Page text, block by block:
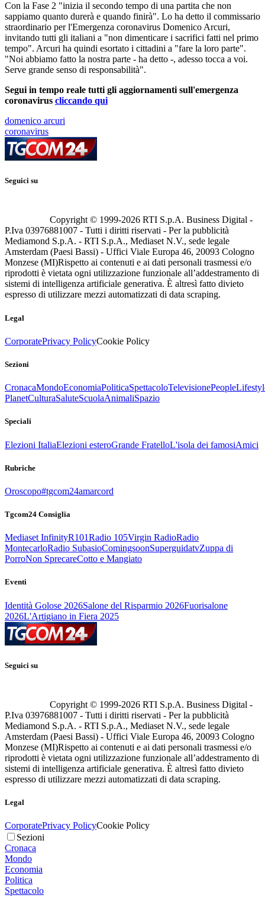
Con la Fase 2 "inizia il secondo tempo di una partita che non
sappiamo quanto durerà e quando finirà". Lo ha detto il commissario
straordinario per l'Emergenza coronavirus Domenico Arcuri,
invitando tutti gli italiani a "non dimenticare i sacrifici fatti nel primo
tempo". Arcuri ha quindi esortato i cittadini a "fare la loro parte".
"Noi abbiamo fatto la nostra parte - ha detto -, adesso tocca a voi.
Serve grande senso di responsabilità".
Segui in tempo reale tutti gli aggiornamenti sull'emergenza
coronavirus cliccando qui
domenico arcuri
coronavirus
Seguici su
Copyright © 1999-2026 RTI S.p.A. Business Digital -
P.Iva 03976881007 - Tutti i diritti riservati - Per la pubblicità
Mediamond S.p.A. - RTI S.p.A., Mediaset N.V., sede legale
Amsterdam (Paesi Bassi) - Uffici Viale Europa 46, 20093 Cologno
Monzese (MI)Rispetto ai contenuti e ai dati personali trasmessi e/o
riprodotti è vietata ogni utilizzazione funzionale all’addestramento di
sistemi di intelligenza artificiale generativa. È altresì fatto divieto
espresso di utilizzare mezzi automatizzati di data scraping.
Legal
CorporatePrivacy PolicyCookie Policy
Sezioni
CronacaMondoEconomiaPoliticaSpettacoloTelevisionePeople
PlanetCulturaSaluteScuolaAnimaliSpazio
Speciali
Elezioni ItaliaElezioni esteroGrande FratelloL'isola dei famosiAmici
Rubriche
Oroscopo#tgcom24amarcord
Tgcom24 Consiglia
Mediaset InfinityR101Radio 105Virgin RadioRadio
MontecarloRadio SubasioComingsoonSuperguidatvZuppa di
PorroNon SprecareCotto e Mangiato
Eventi
Identità Golose 2026Salone del Risparmio 2026Fuorisalone
2026L'Artigiano in Fiera 2025
Seguici su
Copyright © 1999-2026 RTI S.p.A. Business Digital -
P.Iva 03976881007 - Tutti i diritti riservati - Per la pubblicità
Mediamond S.p.A. - RTI S.p.A., Mediaset N.V., sede legale
Amsterdam (Paesi Bassi) - Uffici Viale Europa 46, 20093 Cologno
Monzese (MI)Rispetto ai contenuti e ai dati personali trasmessi e/o
riprodotti è vietata ogni utilizzazione funzionale all’addestramento di
sistemi di intelligenza artificiale generativa. È altresì fatto divieto
espresso di utilizzare mezzi automatizzati di data scraping.
Legal
CorporatePrivacy PolicyCookie Policy
Sezioni
Cronaca
Mondo
Economia
Politica
Spettacolo